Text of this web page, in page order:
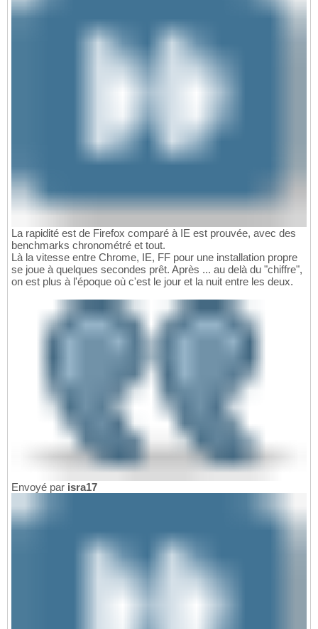
La rapidité est de Firefox comparé à IE est prouvée, avec des
benchmarks chronométré et tout.
Là la vitesse entre Chrome, IE, FF pour une installation propre
se joue à quelques secondes prêt. Après ... au delà du "chiffre",
on est plus à l'époque où c'est le jour et la nuit entre les deux.
Envoyé par isra17